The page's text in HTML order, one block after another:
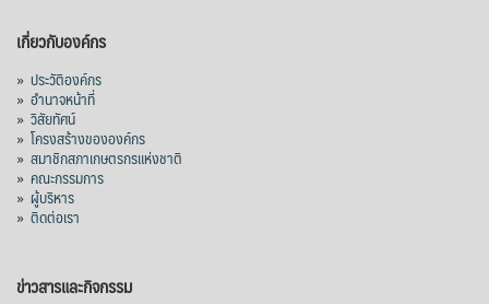
เกี่ยวกับองค์กร
» ประวัติองค์กร
» อำนาจหน้าที่
» วิสัยทัศน์
» โครงสร้างขององค์กร
» สมาชิกสภาเกษตรกรแห่งชาติ
» คณะกรรมการ
» ผู้บริหาร
» ติดต่อเรา
ข่าวสารและกิจกรรม